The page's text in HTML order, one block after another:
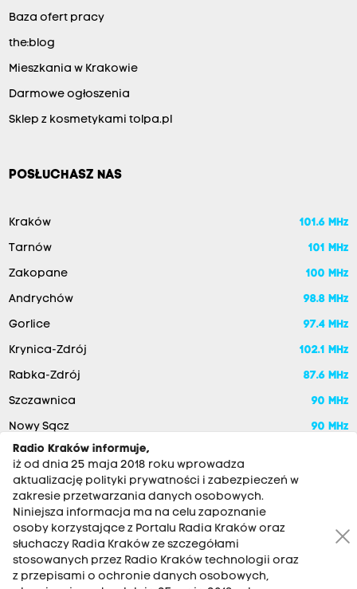
Baza ofert pracy
the:blog
Mieszkania w Krakowie
Darmowe ogłoszenia
Sklep z kosmetykami tolpa.pl
POSŁUCHASZ NAS
Kraków 101.6 MHz
Tarnów 101 MHz
Zakopane 100 MHz
Andrychów 98.8 MHz
Gorlice 97.4 MHz
Krynica-Zdrój 102.1 MHz
Rabka-Zdrój 87.6 MHz
Szczawnica 90 MHz
Nowy Sącz 90 MHz
RADIO KRAKÓW SA. Aleja Juliusza Słowackiego 22, 30-007
Radio Kraków informuje,
iż od dnia 25 maja 2018 roku wprowadza
aktualizację polityki prywatności i zabezpieczeń w
zakresie przetwarzania danych osobowych.
Niniejsza informacja ma na celu zapoznanie
osoby korzystające z Portalu Radia Kraków oraz
słuchaczy Radia Kraków ze szczegółami
stosowanych przez Radio Kraków technologii oraz
z przepisami o ochronie danych osobowych,